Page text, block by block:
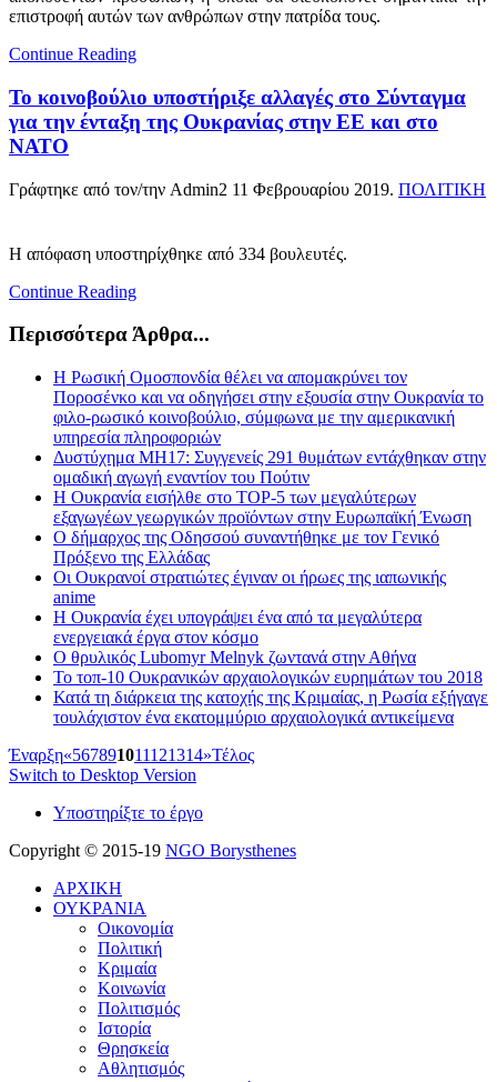
επιστροφή αυτών των ανθρώπων στην πατρίδα τους.
Continue Reading
Το κοινοβούλιο υποστήριξε αλλαγές στο Σύνταγμα
για την ένταξη της Ουκρανίας στην ΕΕ και στο
ΝΑΤΟ
Γράφτηκε από τον/την Admin2 11 Φεβρουαρίου 2019. ΠΟΛΙΤΙΚΗ
Η απόφαση υποστηρίχθηκε από 334 βουλευτές.
Continue Reading
Περισσότερα Άρθρα...
Η Ρωσική Ομοσπονδία θέλει να απομακρύνει τον
Ποροσένκο και να οδηγήσει στην εξουσία στην Ουκρανία το
φιλο-ρωσικό κοινοβούλιο, σύμφωνα με την αμερικανική
υπηρεσία πληροφοριών
Δυστύχημα MH17: Συγγενείς 291 θυμάτων εντάχθηκαν στην
ομαδική αγωγή εναντίον του Πούτιν
Η Ουκρανία εισήλθε στο ΤΟΡ-5 των μεγαλύτερων
εξαγωγέων γεωργικών προϊόντων στην Ευρωπαϊκή Ένωση
Ο δήμαρχος της Οδησσού συναντήθηκε με τον Γενικό
Πρόξενο της Ελλάδας
Οι Ουκρανοί στρατιώτες έγιναν οι ήρωες της ιαπωνικής
anime
Η Ουκρανία έχει υπογράψει ένα από τα μεγαλύτερα
ενεργειακά έργα στον κόσμο
O θρυλικός Lubomyr Melnyk ζωντανά στην Αθήνα
Το τοπ-10 Ουκρανικών αρχαιολογικών ευρημάτων του 2018
Κατά τη διάρκεια της κατοχής της Κριμαίας, η Ρωσία εξήγαγε
τουλάχιστον ένα εκατομμύριο αρχαιολογικά αντικείμενα
Έναρξη«567891011121314»Τέλος
Switch to Desktop Version
Υποστηρίξτε το έργο
Copyright © 2015-19 NGO Borysthenes
ΑΡΧΙΚΗ
ΟΥΚΡΑΝΙΑ
Οικονομία
Πολιτική
Κριμαία
Κοινωνία
Πολιτισμός
Ιστορία
Θρησκεία
Αθλητισμός